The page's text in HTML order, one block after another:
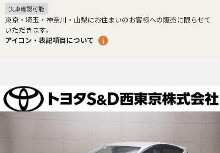
東京・埼玉・神奈川・山梨にお住まいのお客様への販売に限らせて
いただきます。
アイコン・表記項目について